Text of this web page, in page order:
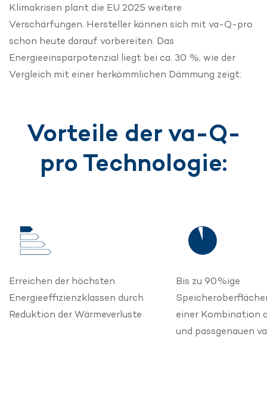
Klimakrisen plant die EU 2025 weitere
Verschärfungen. Hersteller können sich mit va-Q-pro
schon heute darauf vorbereiten. Das
Energieeinsparpotenzial liegt bei ca. 30 %, wie der
Vergleich mit einer herkömmlichen Dämmung zeigt:
Vorteile der va-Q-
pro Technologie:
Erreichen der höchsten
Energieeffizienzklassen durch
Reduktion der Wärmeverluste
Bis zu 90%ige
einer Kombination
und passgenauen